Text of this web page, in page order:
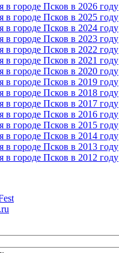
в городе Псков в 2026 году
в городе Псков в 2025 году
в городе Псков в 2024 году
в городе Псков в 2023 году
в городе Псков в 2022 году
в городе Псков в 2021 году
в городе Псков в 2020 году
в городе Псков в 2019 году
в городе Псков в 2018 году
в городе Псков в 2017 году
в городе Псков в 2016 году
в городе Псков в 2015 году
в городе Псков в 2014 году
в городе Псков в 2013 году
в городе Псков в 2012 году